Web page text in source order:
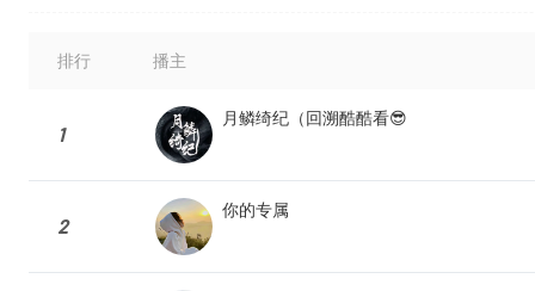
排行 播主
1
月鳞绮纪（回溯酷酷看😎
2
你的专属